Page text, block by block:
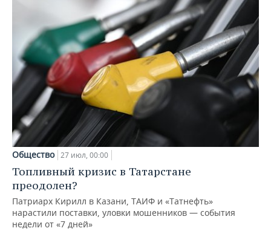
Общество 27 июл, 00:00
Топливный кризис в Татарстане
преодолен?
Патриарх Кирилл в Казани, ТАИФ и «Татнефть»
нарастили поставки, уловки мошенников — события
недели от «7 дней»